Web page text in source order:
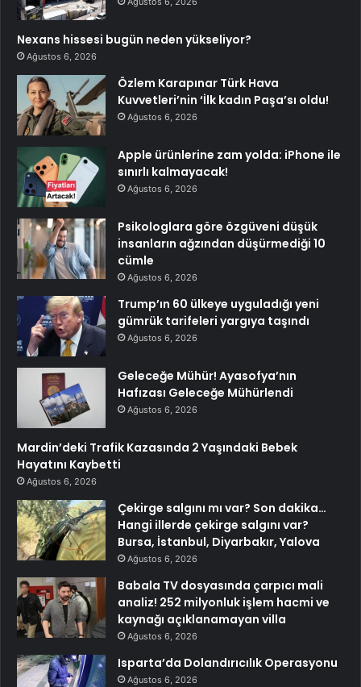
Nexans hissesi bugün neden yükseliyor?
Ağustos 6, 2026
Özlem Karapınar Türk Hava
Kuvvetleri’nin ‘İlk kadın Paşa’sı oldu!
Ağustos 6, 2026
Apple ürünlerine zam yolda: iPhone ile
sınırlı kalmayacak!
Ağustos 6, 2026
Psikologlara göre özgüveni düşük
insanların ağzından düşürmediği 10
cümle
Ağustos 6, 2026
Trump’ın 60 ülkeye uyguladığı yeni
gümrük tarifeleri yargıya taşındı
Ağustos 6, 2026
Geleceğe Mühür! Ayasofya’nın
Hafızası Geleceğe Mühürlendi
Ağustos 6, 2026
Mardin’deki Trafik Kazasında 2 Yaşındaki Bebek
Hayatını Kaybetti
Ağustos 6, 2026
Çekirge salgını mı var? Son dakika…
Hangi illerde çekirge salgını var?
Bursa, İstanbul, Diyarbakır, Yalova
Ağustos 6, 2026
Babala TV dosyasında çarpıcı mali
analiz! 252 milyonluk işlem hacmi ve
kaynağı açıklanamayan villa
Ağustos 6, 2026
Isparta’da Dolandırıcılık Operasyonu
Ağustos 6, 2026